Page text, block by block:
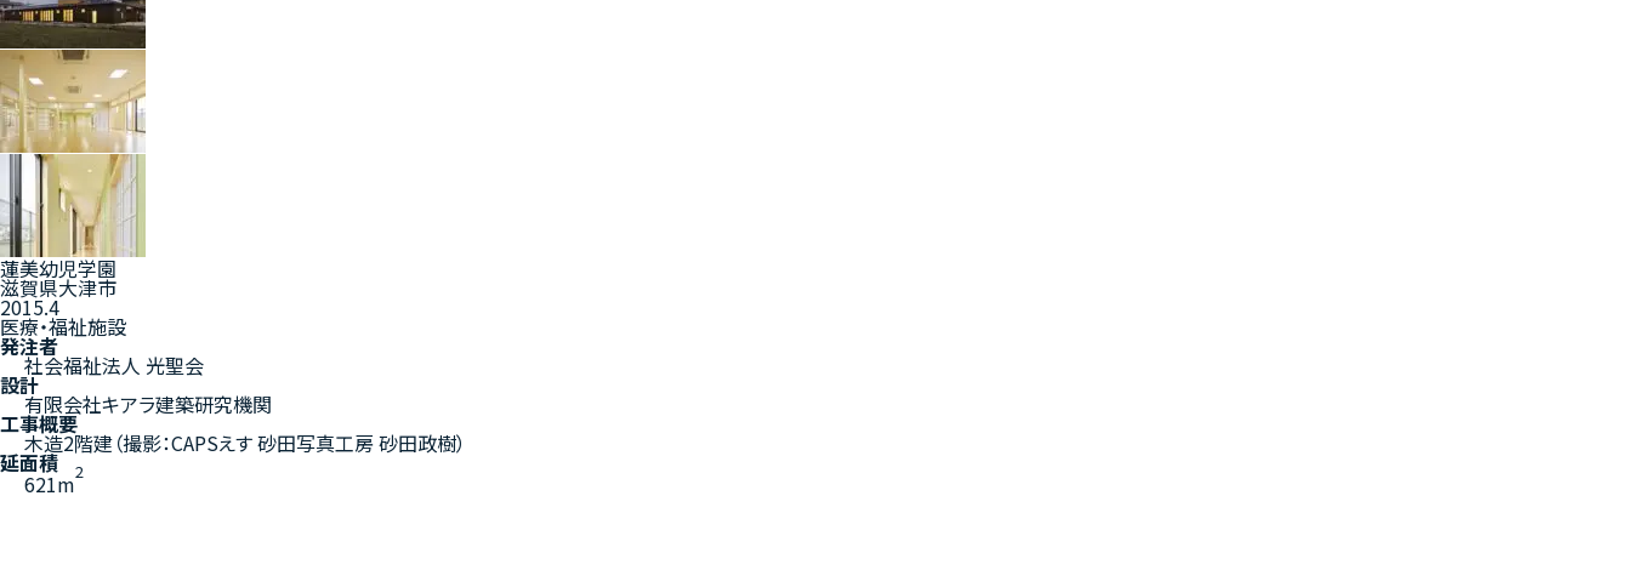
蓮美幼児学園
滋賀県大津市
2015.4
医療・福祉施設
発注者
社会福祉法人 光聖会
設計
有限会社キアラ建築研究機関
工事概要
木造2階建（撮影：CAPSえす 砂田写真工房 砂田政樹）
延面積
621m2